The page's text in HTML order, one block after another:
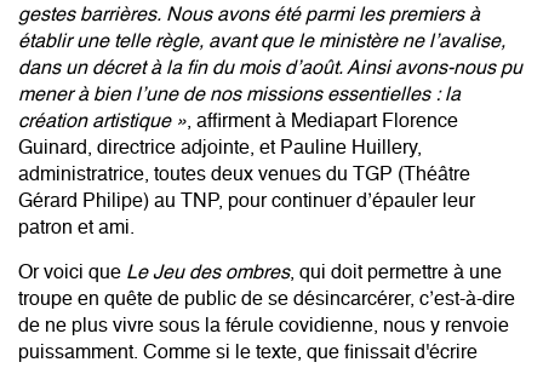
gestes barrières. Nous avons été parmi les premiers à
établir une telle règle, avant que le ministère ne l’avalise,
dans un décret à la fin du mois d’août. Ainsi avons-nous pu
mener à bien l’une de nos missions essentielles : la
création artistique », affirment à Mediapart Florence
Guinard, directrice adjointe, et Pauline Huillery,
administratrice, toutes deux venues du TGP (Théâtre
Gérard Philipe) au TNP, pour continuer d’épauler leur
patron et ami.
Or voici que Le Jeu des ombres, qui doit permettre à une
troupe en quête de public de se désincarcérer, c’est-à-dire
de ne plus vivre sous la férule covidienne, nous y renvoie
puissamment. Comme si le texte, que finissait d'écrire